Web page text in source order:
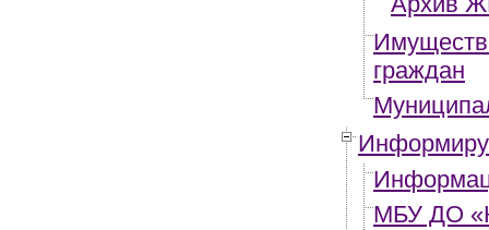
граждан
МБУ ДО